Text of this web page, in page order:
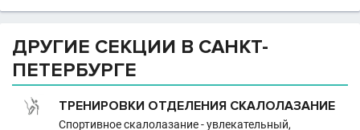
ДРУГИЕ СЕКЦИИ В САНКТ-
ПЕТЕРБУРГЕ
ТРЕНИРОВКИ ОТДЕЛЕНИЯ СКАЛОЛАЗАНИЕ
Спортивное скалолазание - увлекательный,